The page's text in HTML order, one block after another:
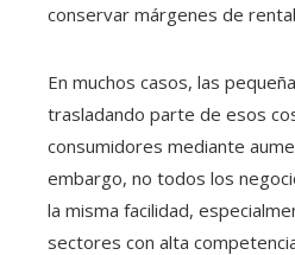
conservar márgenes de
En muchos casos, las
trasladando parte de esos
consumidores mediante
embargo, no todos los
la misma facilidad,
sectores con alta